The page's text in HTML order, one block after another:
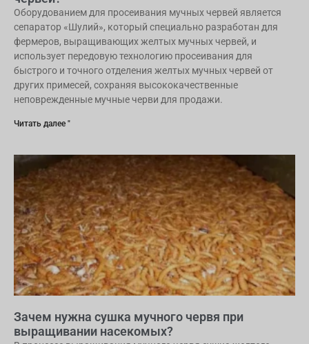
Оборудованием для просеивания мучных червей является
сепаратор «Шулий», который специально разработан для
фермеров, выращивающих желтых мучных червей, и
использует передовую технологию просеивания для
быстрого и точного отделения желтых мучных червей от
других примесей, сохраняя высококачественные
неповрежденные мучные черви для продажи.
Читать далее "
Зачем нужна сушка мучного червя при
выращивании насекомых?